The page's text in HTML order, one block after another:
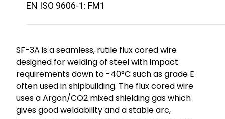
EN ISO 9606-1: FM1
SF-3A is a seamless, rutile flux cored wire
designed for welding of steel with impact
requirements down to -40°C such as grade E
often used in shipbuilding. The flux cored wire
uses a Argon/CO2 mixed shielding gas which
gives good weldability and a stable arc,